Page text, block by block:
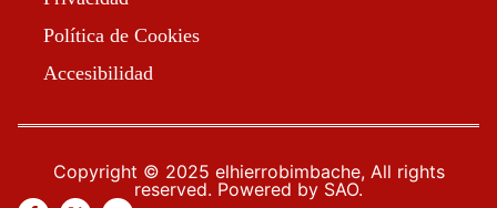
Política de Cookies
Accesibilidad
Copyright © 2025 elhierrobimbache, All rights
reserved. Powered by SAO.